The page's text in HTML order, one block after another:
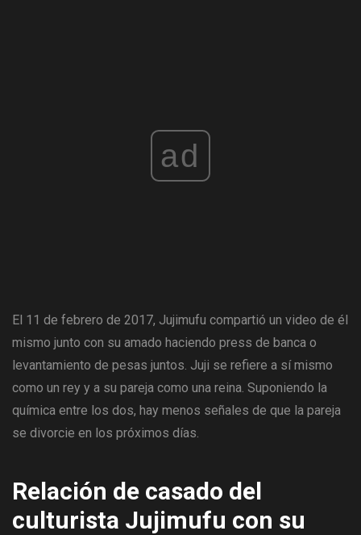
ad
El 11 de febrero de 2017, Jujimufu compartió un video de él
mismo junto con su amado haciendo press de banca o
levantamiento de pesas juntos. Juji se refiere a sí mismo
como un rey y a su pareja como una reina. Suponiendo la
química entre los dos, hay menos señales de que la pareja
se divorcie en los próximos días.
Relación de casado del
culturista Jujimufu con su